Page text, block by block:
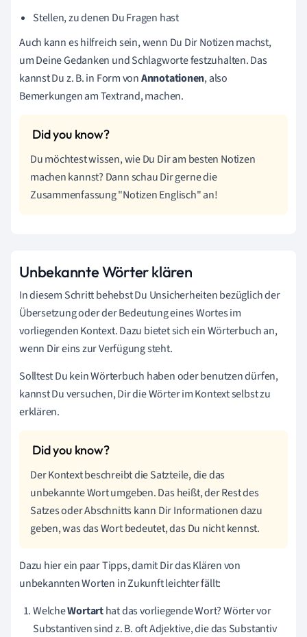
Stellen, zu denen Du Fragen hast
Auch kann es hilfreich sein, wenn Du Dir Notizen machst,
um Deine Gedanken und Schlagworte festzuhalten. Das
kannst Du z. B. in Form vonAnnotationen, also
Bemerkungen am Textrand, machen.
Du möchtest wissen, wie Du Dir am besten Notizen
machen kannst? Dann schau Dir gerne die
Zusammenfassung "Notizen Englisch" an!
Unbekannte Wörter klären
In diesem Schritt behebst Du Unsicherheiten bezüglich der
Übersetzung oder der Bedeutung eines Wortes im
vorliegenden Kontext. Dazu bietet sich ein Wörterbuch an,
wenn Dir eins zur Verfügung steht.
Solltest Du kein Wörterbuch haben oder benutzen dürfen,
kannst Du versuchen, Dir die Wörter im Kontext selbst zu
erklären.
Der Kontext beschreibt die Satzteile, die das
unbekannte Wort umgeben. Das heißt, der Rest des
Satzes oder Abschnitts kann Dir Informationen dazu
geben, was das Wort bedeutet, das Du nicht kennst.
Dazu hier ein paar Tipps, damit Dir das Klären von
unbekannten Worten in Zukunft leichter fällt:
WelcheWortarthat das vorliegende Wort? Wörter vor
Substantiven sind z. B. oft Adjektive, die das Substantiv